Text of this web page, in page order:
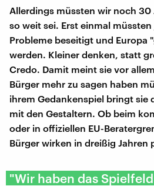
Allerdings müssten wir noch 30
so weit sei. Erst einmal
Probleme beseitigt und Europa
werden. Kleiner denken, statt
Credo. Damit meint sie vor
Bürger mehr zu sagen haben
ihrem Gedankenspiel bringt sie
mit den Gestaltern. Ob beim
oder in offiziellen EU-
Bürger wirken in dreißig
"Wir haben das